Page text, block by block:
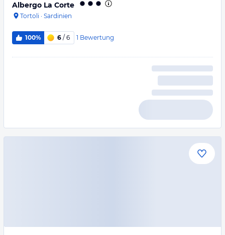
Albergo La Corte
Tortoli · Sardinien
100% 6 / 6 1 Bewertung